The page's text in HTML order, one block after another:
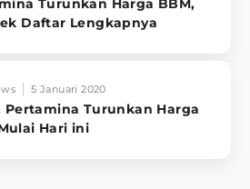
Daftar Lengkapnya
5 Januari 2020
Pertamina Turunkan Harga
Hari ini